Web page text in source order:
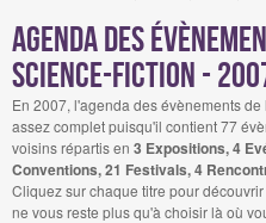
Agenda des
science-fiction -
En 2007, l'agenda des évènements
assez complet puisqu'il contient 77
voisins répartis en 3 Expositions, 4
Conventions, 21 Festivals, 4
Cliquez sur chaque titre pour
ne vous reste plus qu'à choisir là où